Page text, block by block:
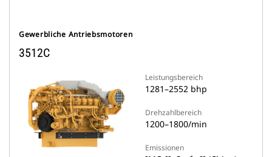
Gewerbliche Antriebsmotoren
3512C
Leistungsbereich
1281–2552 bhp
Drehzahlbereich
1200–1800/min
Emissionen